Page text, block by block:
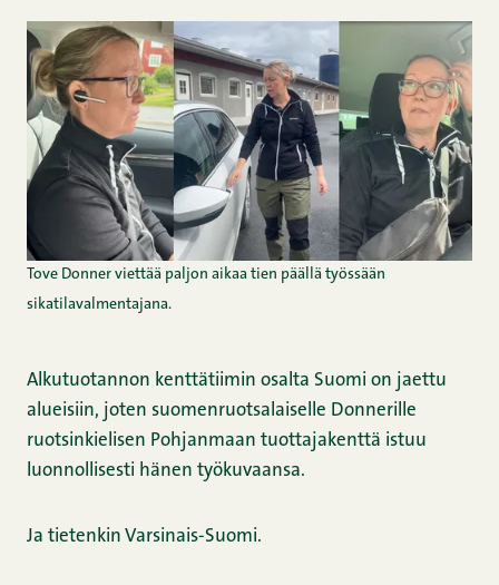
Tove Donner viettää paljon aikaa tien päällä työssään
sikatilavalmentajana.
Alkutuotannon kenttätiimin osalta Suomi on jaettu
alueisiin, joten suomenruotsalaiselle Donnerille
ruotsinkielisen Pohjanmaan tuottajakenttä istuu
luonnollisesti hänen työkuvaansa.
Ja tietenkin Varsinais-Suomi.